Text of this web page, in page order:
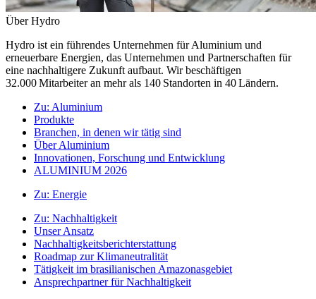
Über Hydro
Hydro ist ein führendes Unternehmen für Aluminium und
erneuerbare Energien, das Unternehmen und Partnerschaften für
eine nachhaltigere Zukunft aufbaut. Wir beschäftigen
32.000 Mitarbeiter an mehr als 140 Standorten in 40 Ländern.
Zu: Aluminium
Produkte
Branchen, in denen wir tätig sind
Über Aluminium
Innovationen, Forschung und Entwicklung
ALUMINIUM 2026
Zu: Energie
Zu: Nachhaltigkeit
Unser Ansatz
Nachhaltigkeitsberichterstattung
Roadmap zur Klimaneutralität
Tätigkeit im brasilianischen Amazonasgebiet
Ansprechpartner für Nachhaltigkeit